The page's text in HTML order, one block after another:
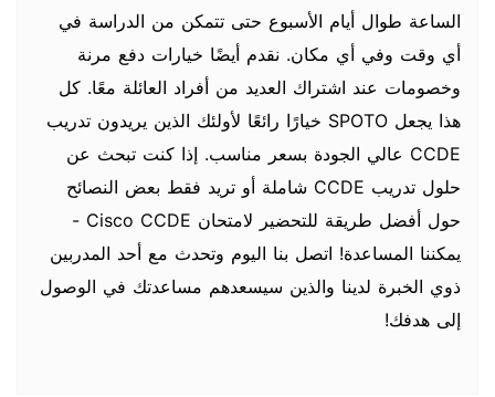
الساعة طوال أيام الأسبوع حتى تتمكن من الدراسة في
أي وقت وفي أي مكان. نقدم أيضًا خيارات دفع مرنة
وخصومات عند اشتراك العديد من أفراد العائلة معًا. كل
هذا يجعل SPOTO خيارًا رائعًا لأولئك الذين يريدون تدريب
CCDE عالي الجودة بسعر مناسب. إذا كنت تبحث عن
حلول تدريب CCDE شاملة أو تريد فقط بعض النصائح
حول أفضل طريقة للتحضير لامتحان Cisco CCDE -
يمكننا المساعدة! اتصل بنا اليوم وتحدث مع أحد المدربين
ذوي الخبرة لدينا والذين سيسعدهم مساعدتك في الوصول
إلى هدفك!